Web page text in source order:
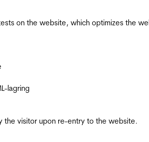
on the website, which optimizes the
lagring
the visitor upon re-entry to the website.